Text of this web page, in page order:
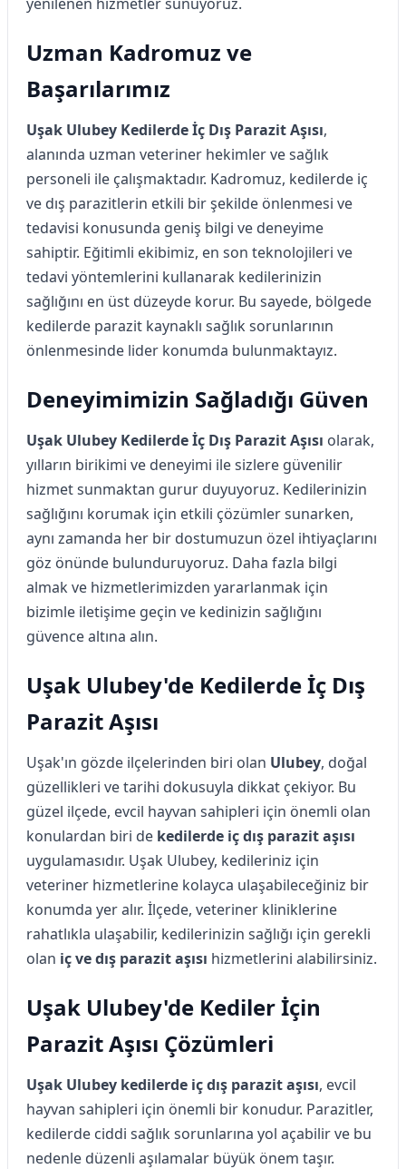
Uzman Kadromuz ve
Başarılarımız
Uşak Ulubey Kedilerde İç Dış Parazit Aşısı,
alanında uzman veteriner hekimler ve sağlık
personeli ile çalışmaktadır. Kadromuz, kedilerde iç
ve dış parazitlerin etkili bir şekilde önlenmesi ve
tedavisi konusunda geniş bilgi ve deneyime
sahiptir. Eğitimli ekibimiz, en son teknolojileri ve
tedavi yöntemlerini kullanarak kedilerinizin
sağlığını en üst düzeyde korur. Bu sayede, bölgede
kedilerde parazit kaynaklı sağlık sorunlarının
önlenmesinde lider konumda bulunmaktayız.
Deneyimimizin Sağladığı Güven
Uşak Ulubey Kedilerde İç Dış Parazit Aşısı olarak,
yılların birikimi ve deneyimi ile sizlere güvenilir
hizmet sunmaktan gurur duyuyoruz. Kedilerinizin
sağlığını korumak için etkili çözümler sunarken,
aynı zamanda her bir dostumuzun özel ihtiyaçlarını
göz önünde bulunduruyoruz. Daha fazla bilgi
almak ve hizmetlerimizden yararlanmak için
bizimle iletişime geçin ve kedinizin sağlığını
güvence altına alın.
Uşak Ulubey'de Kedilerde İç Dış
Parazit Aşısı
Uşak'ın gözde ilçelerinden biri olan Ulubey, doğal
güzellikleri ve tarihi dokusuyla dikkat çekiyor. Bu
güzel ilçede, evcil hayvan sahipleri için önemli olan
konulardan biri de kedilerde iç dış parazit aşısı
uygulamasıdır. Uşak Ulubey, kedileriniz için
veteriner hizmetlerine kolayca ulaşabileceğiniz bir
konumda yer alır. İlçede, veteriner kliniklerine
rahatlıkla ulaşabilir, kedilerinizin sağlığı için gerekli
olan iç ve dış parazit aşısı hizmetlerini alabilirsiniz.
Uşak Ulubey'de Kediler İçin
Parazit Aşısı Çözümleri
Uşak Ulubey kedilerde iç dış parazit aşısı, evcil
hayvan sahipleri için önemli bir konudur. Parazitler,
kedilerde ciddi sağlık sorunlarına yol açabilir ve bu
nedenle düzenli aşılamalar büyük önem taşır.